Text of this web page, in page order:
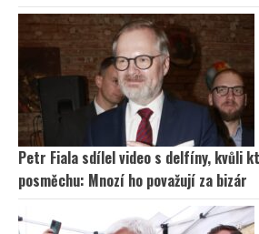
Petr Fiala sdílel video s delfíny, kvůli
posměchu: Mnozí ho považují za bizár